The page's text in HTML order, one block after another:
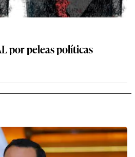
por peleas políticas